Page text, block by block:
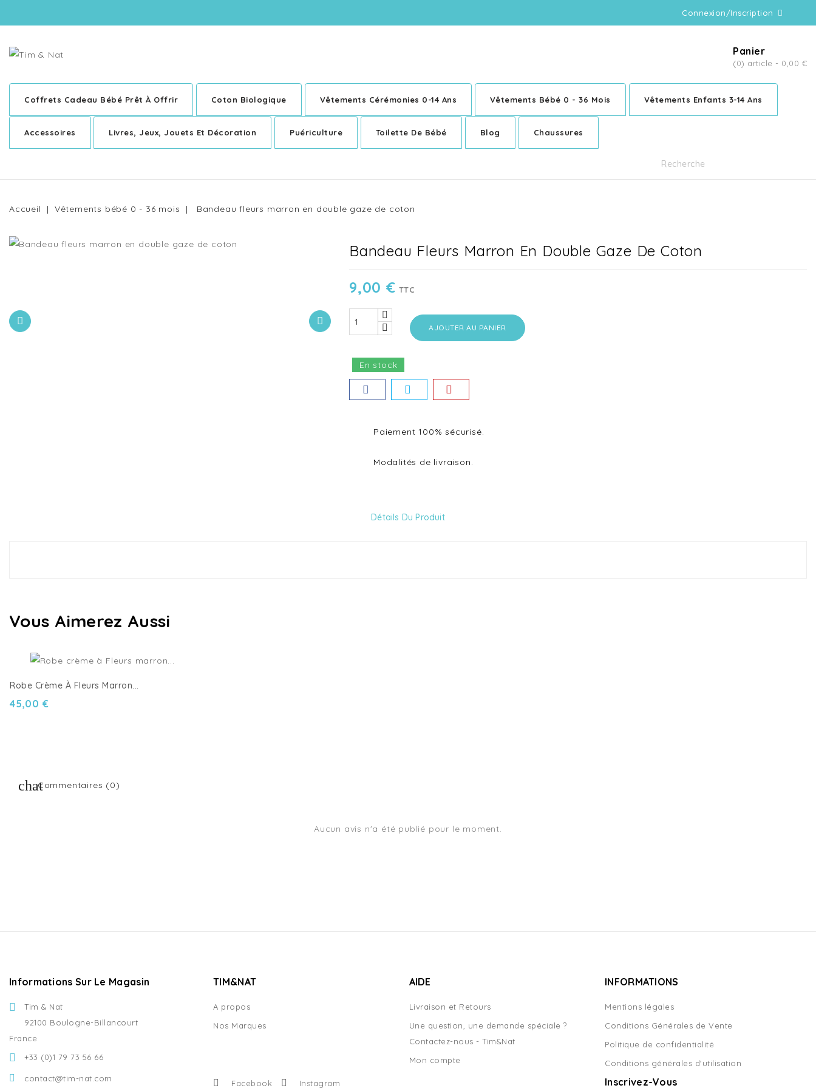
Connexion/Inscription
Panier
(0) article - 0,00 €
Coffrets Cadeau Bébé Prêt À Offrir Coton Biologique Vêtements Cérémonies 0-14 Ans Vêtements Bébé 0 - 36 Mois Vêtements Enfants 3-14 Ans
Accessoires Livres, Jeux, Jouets Et Décoration Puériculture Toilette De Bébé Blog Chaussures
Accueil Vêtements bébé 0 - 36 mois Bandeau fleurs marron en double gaze de coton
Bandeau Fleurs Marron En Double Gaze De Coton
9,00 € TTC
AJOUTER AU PANIER
En stock
Paiement 100% sécurisé.
Modalités de livraison.
Détails Du Produit
Vous Aimerez Aussi
Robe Crème À Fleurs Marron...
45,00 €
Commentaires (0)
Aucun avis n'a été publié pour le moment.
Informations Sur Le Magasin
Tim & Nat
92100 Boulogne-Billancourt
France
+33 (0)1 79 73 56 66
contact@tim-nat.com
TIM&NAT
A propos
Nos Marques
AIDE
Livraison et Retours
Une question, une demande spéciale ?
Contactez-nous - Tim&Nat
Mon compte
INFORMATIONS
Mentions légales
Conditions Générales de Vente
Politique de confidentialité
Conditions générales d'utilisation
Inscrivez-Vous
Facebook Instagram